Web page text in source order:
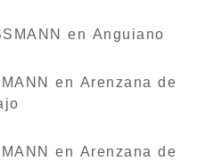
en Anguiano
en Arenzana de
en Arenzana de